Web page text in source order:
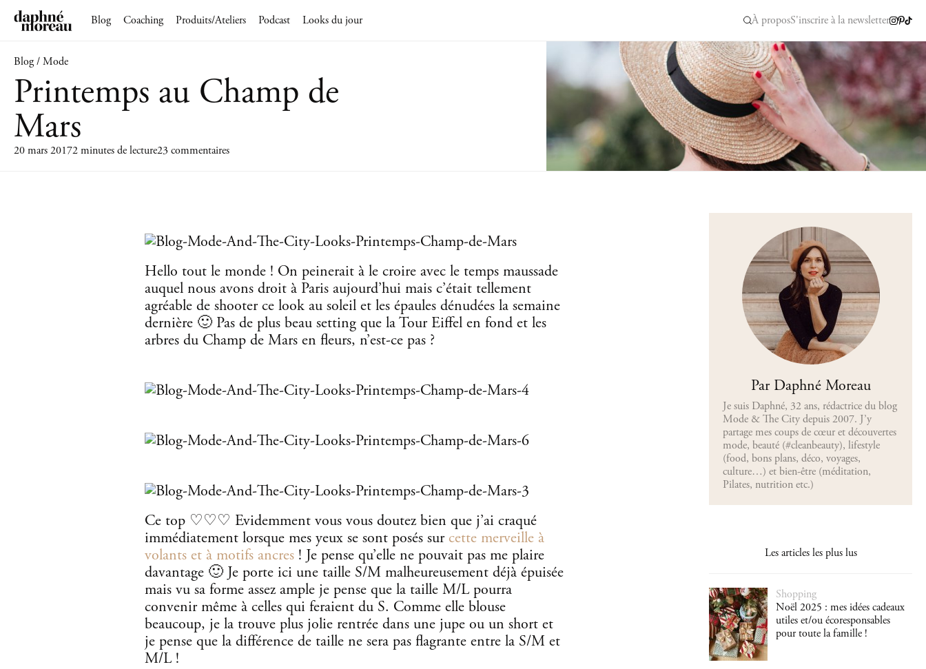
Blog Coaching Produits/Ateliers Podcast Looks du jour À proposS'inscrire à la newsletter
Blog / Mode
Printemps au Champ de
Mars
20 mars 20172 minutes de lecture23 commentaires
Hello tout le monde ! On peinerait à le croire avec le temps maussade
auquel nous avons droit à Paris aujourd’hui mais c’était tellement
agréable de shooter ce look au soleil et les épaules dénudées la semaine
dernière 🙂 Pas de plus beau setting que la Tour Eiffel en fond et les
arbres du Champ de Mars en fleurs, n’est-ce pas ?
Ce top ♡♡♡ Evidemment vous vous doutez bien que j’ai craqué
immédiatement lorsque mes yeux se sont posés sur cette merveille à
volants et à motifs ancres! Je pense qu’elle ne pouvait pas me plaire
davantage 🙂 Je porte ici une taille S/M malheureusement déjà épuisée
mais vu sa forme assez ample je pense que la taille M/L pourra
convenir même à celles qui feraient du S. Comme elle blouse
beaucoup, je la trouve plus jolie rentrée dans une jupe ou un short et
je pense que la différence de taille ne sera pas flagrante entre la S/M et
M/L !
Par Daphné Moreau
Je suis Daphné, 32 ans, rédactrice du blog
Mode & The City depuis 2007. J’y
partage mes coups de cœur et découvertes
mode, beauté (#cleanbeauty), lifestyle
(food, bons plans, déco, voyages,
culture…) et bien-être (méditation,
Pilates, nutrition etc.)
Les articles les plus lus
Shopping
Noël 2025 : mes idées cadeaux
utiles et/ou écoresponsables
pour toute la famille !